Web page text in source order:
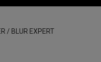
/ BLUR EXPERT